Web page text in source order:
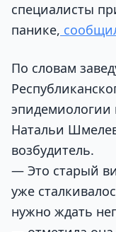
специалисты
панике,
По словам
эпидемиологии
Натальи
возбудитель.
— Это старый
уже
нужно ждать